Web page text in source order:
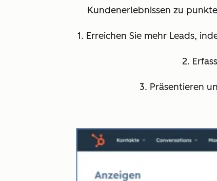
Kundenerlebnissen zu
1. Erreichen Sie mehr Leads,
2.
3. Präsentieren